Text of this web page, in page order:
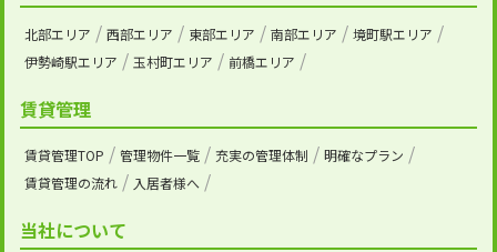
北部エリア 西部エリア 東部エリア 南部エリア
境町駅エリア
伊勢崎駅エリア
玉村町エリア 前橋エリア
賃貸管理
賃貸管理TOP 管理物件一覧 充実の管理体制
明確なプラン
賃貸管理の流れ
入居者様へ
当社について